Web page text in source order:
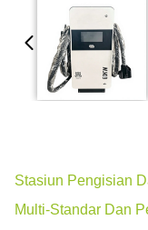
Stasiun Pengisian
Multi-Standar Dan